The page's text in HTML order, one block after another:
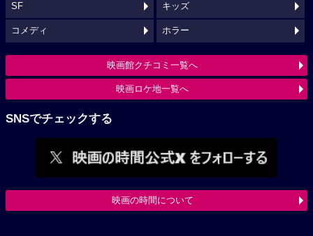
SF キッズ
コメディ ホラー
映画館クチコミ一覧へ
映画ロケ地一覧へ
SNSでチェックする
映画の時間について